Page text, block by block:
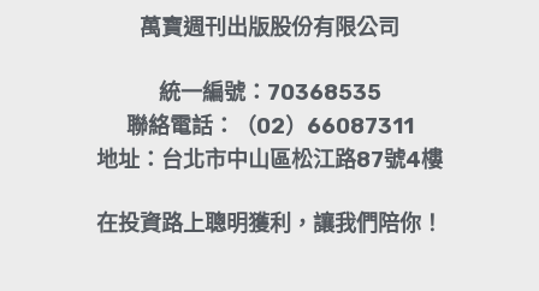
萬寶週刊出版股份有限公司
統一編號：70368535
聯絡電話：（02）66087311
地址：台北市中山區松江路87號4樓
在投資路上聰明獲利，讓我們陪你！